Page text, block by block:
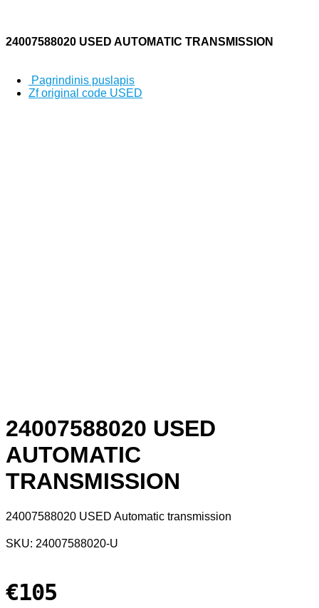
24007588020 USED AUTOMATIC TRANSMISSION
Pagrindinis puslapis
Zf original code USED
24007588020 USED
AUTOMATIC
TRANSMISSION
24007588020 USED Automatic transmission
SKU: 24007588020-U
€105